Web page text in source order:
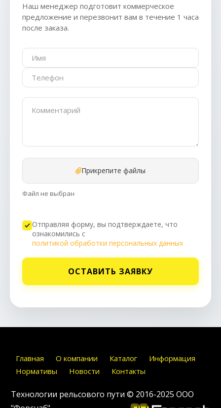
Наш менеджер подготовит коммерческое
предложение и перезвонит вам в течение 1 часа
после заказа.
Прикрепите файлы
Файл не выбран
Отправляя форму, вы подтверждаете, что
ознакомились с
политикой обработки персональных данных
ОСТАВИТЬ ЗАЯВКУ
Главная О компании Каталог
Информация
Нормативы
Новости Контакты
Технологии рельсового пути © 2016-2025ООО